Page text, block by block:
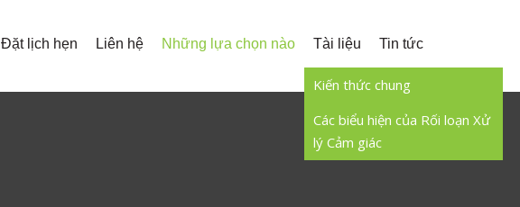
Đặt lịch hẹn Liên hệ Những lựa chọn nào Tài liệu
Kiến thức chung
Các biểu hiện của Rối loạn Xử
lý Cảm giác
Tin tức